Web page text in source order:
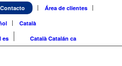
Contacto
Área de clientes
Català
es Català Catalán ca